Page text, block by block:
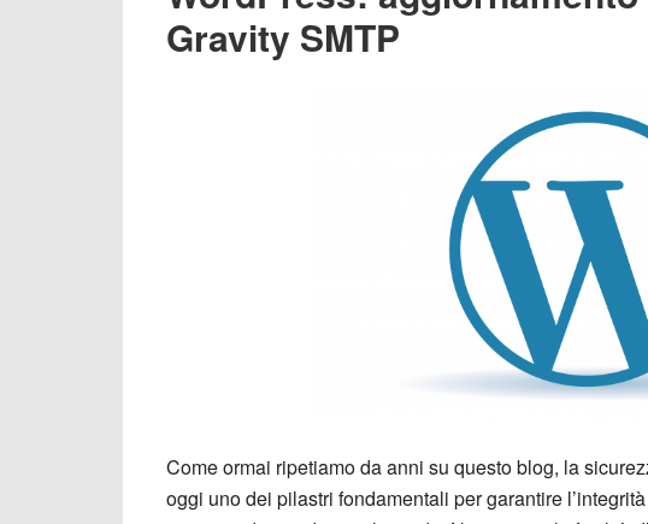
Gravity SMTP
Come ormai ripetiamo da anni su questo blog, la
oggi uno dei pilastri fondamentali per garantire